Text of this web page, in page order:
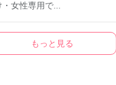
・女性専用で...
もっと見る